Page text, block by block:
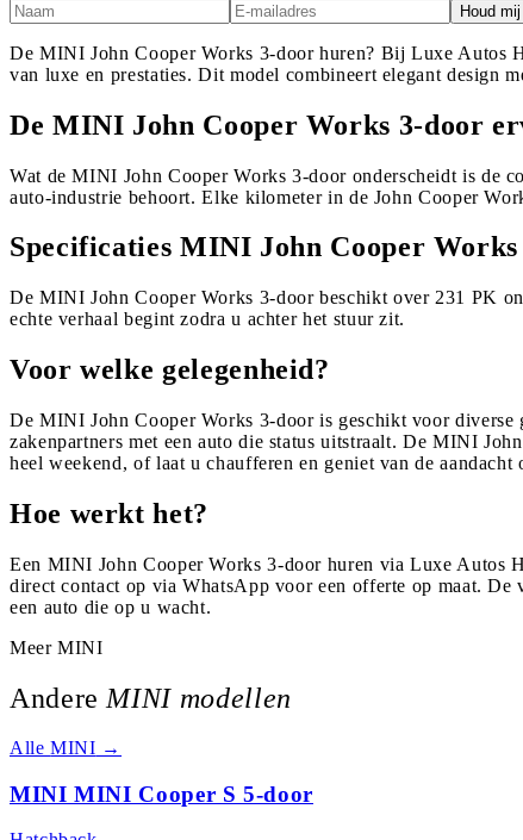
Houd
De MINI John Cooper Works 3-door huren? Bij Luxe Autos
van luxe en prestaties. Dit model combineert elegant design
De MINI John Cooper Works 3-door
Wat de MINI John Cooper Works 3-door onderscheidt is de
auto-industrie behoort. Elke kilometer in de John Cooper
Specificaties MINI John Cooper
De MINI John Cooper Works 3-door beschikt over 231 PK
echte verhaal begint zodra u achter het stuur zit.
Voor welke gelegenheid?
De MINI John Cooper Works 3-door is geschikt voor
zakenpartners met een auto die status uitstraalt. De MINI
heel weekend, of laat u chaufferen en geniet van de aandacht
Hoe werkt het?
Een MINI John Cooper Works 3-door huren via Luxe Autos
direct contact op via WhatsApp voor een offerte op maat.
een auto die op u wacht.
MeerMINI
Andere MINI modellen
AlleMINI →
MINI MINI Cooper S 5-door